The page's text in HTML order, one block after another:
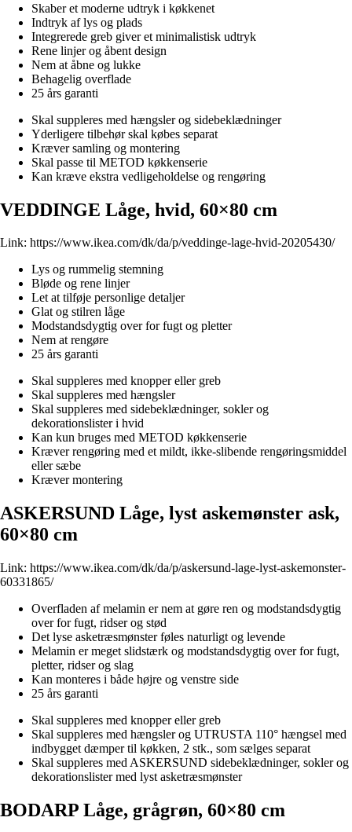
Skaber et moderne udtryk i køkkenet
Indtryk af lys og plads
Integrerede greb giver et minimalistisk udtryk
Rene linjer og åbent design
Nem at åbne og lukke
Behagelig overflade
25 års garanti
Skal suppleres med hængsler og sidebeklædninger
Yderligere tilbehør skal købes separat
Kræver samling og montering
Skal passe til METOD køkkenserie
Kan kræve ekstra vedligeholdelse og rengøring
VEDDINGE Låge, hvid, 60×80 cm
Link: https://www.ikea.com/dk/da/p/veddinge-lage-hvid-20205430/
Lys og rummelig stemning
Bløde og rene linjer
Let at tilføje personlige detaljer
Glat og stilren låge
Modstandsdygtig over for fugt og pletter
Nem at rengøre
25 års garanti
Skal suppleres med knopper eller greb
Skal suppleres med hængsler
Skal suppleres med sidebeklædninger, sokler og
dekorationslister i hvid
Kan kun bruges med METOD køkkenserie
Kræver rengøring med et mildt, ikke-slibende rengøringsmiddel
eller sæbe
Kræver montering
ASKERSUND Låge, lyst askemønster ask,
60×80 cm
Link: https://www.ikea.com/dk/da/p/askersund-lage-lyst-askemonster-
60331865/
Overfladen af melamin er nem at gøre ren og modstandsdygtig
over for fugt, ridser og stød
Det lyse asketræsmønster føles naturligt og levende
Melamin er meget slidstærk og modstandsdygtig over for fugt,
pletter, ridser og slag
Kan monteres i både højre og venstre side
25 års garanti
Skal suppleres med knopper eller greb
Skal suppleres med hængsler og UTRUSTA 110° hængsel med
indbygget dæmper til køkken, 2 stk., som sælges separat
Skal suppleres med ASKERSUND sidebeklædninger, sokler og
dekorationslister med lyst asketræsmønster
BODARP Låge, grågrøn, 60×80 cm